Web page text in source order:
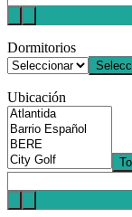
Dormitorios
Ubicación